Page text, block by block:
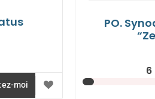
moi
PO.
6